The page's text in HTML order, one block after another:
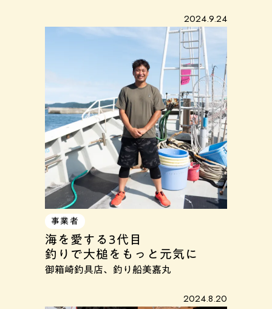
2024.9.24
事業者
海を愛する3代目
釣りで大槌をもっと元気に
御箱崎釣具店、釣り船美嘉丸
2024.8.20